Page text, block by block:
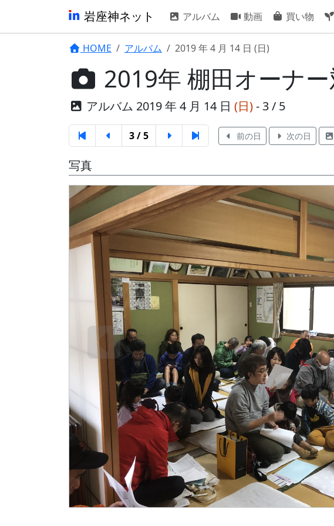
岩座神ネット アルバム 動画 買い物
HOME アルバム 2019 年 4 月 14 日 (日)
2019年 棚田オーナ
アルバム 2019 年 4 月 14 日 (日)- 3 / 5
3 / 5 前の日 次の日
写真